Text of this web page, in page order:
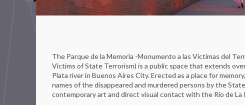
The Parque de la Memoria -Monumento a las Víctimas del
Victims of State Terrorism) is a public space that extends
Plata river in Buenos Aires City. Erected as a place for
names of the disappeared and murdered persons by the
contemporary art and direct visual contact with the Río de